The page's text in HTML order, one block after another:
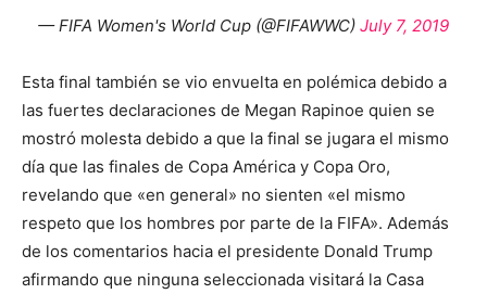
— FIFA Women's World Cup (@FIFAWWC) July 7, 2019
Esta final también se vio envuelta en polémica debido a
las fuertes declaraciones de Megan Rapinoe quien se
mostró molesta debido a que la final se jugara el mismo
día que las finales de Copa América y Copa Oro,
revelando que «en general» no sienten «el mismo
respeto que los hombres por parte de la FIFA». Además
de los comentarios hacia el presidente Donald Trump
afirmando que ninguna seleccionada visitará la Casa